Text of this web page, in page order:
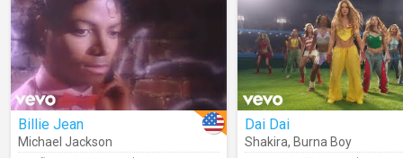
Billie Jean
Michael Jackson
Dai Dai
Shakira, Burna Boy